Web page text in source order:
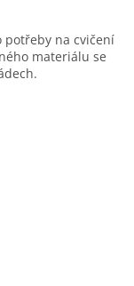
potřeby na cvičení
materiálu se